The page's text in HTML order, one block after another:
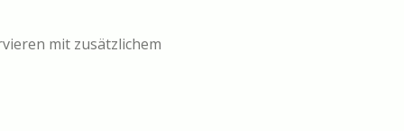
mit zusätzlichem